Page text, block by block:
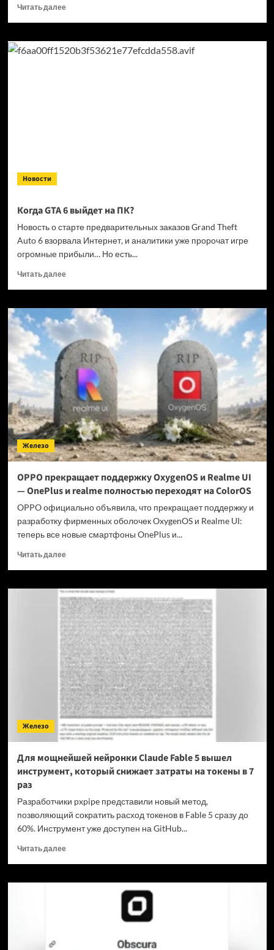
Читать далееПрочитать
Кандидат
в президенты
Новости
Когда GTA 6 выйдет на ПК?
Новость о старте предварительных заказов Grand Theft
Auto 6 взорвала Интернет, и аналитики уже пророчат игре
огромные прибыли… Но есть...
Читать далееПрочитать
Когда
GTA
на ПК?
Железо
OPPO прекращает поддержку OxygenOS и Realme UI
— OnePlus и realme полностью переходят на ColorOS
OPPO официально объявила, что прекращает поддержку и
разработку фирменных оболочек OxygenOS и Realme UI:
теперь все новые смартфоны OnePlus и...
Читать далееПрочитать
OPPO
прекращает
поддержку
OxygenOS
и
Realme
UI
—
OnePlus
и
realme
полностью
переходят
на
Железо
Для мощнейшей нейронки Claude Fable 5 вышел
инструмент, который снижает затраты на токены в 7
раз
Разработчики pxpipe представили новый метод,
позволяющий сократить расход токенов в Fable 5 сразу до
60%. Инструмент уже доступен на GitHub...
Читать далееПрочитать
Для